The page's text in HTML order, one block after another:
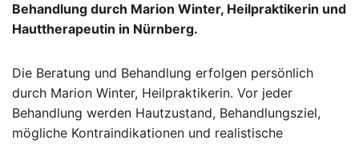
Behandlung durch Marion Winter, Heilpraktikerin und
Hauttherapeutin in Nürnberg.
Die Beratung und Behandlung erfolgen persönlich
durch Marion Winter, Heilpraktikerin. Vor jeder
Behandlung werden Hautzustand, Behandlungsziel,
mögliche Kontraindikationen und realistische